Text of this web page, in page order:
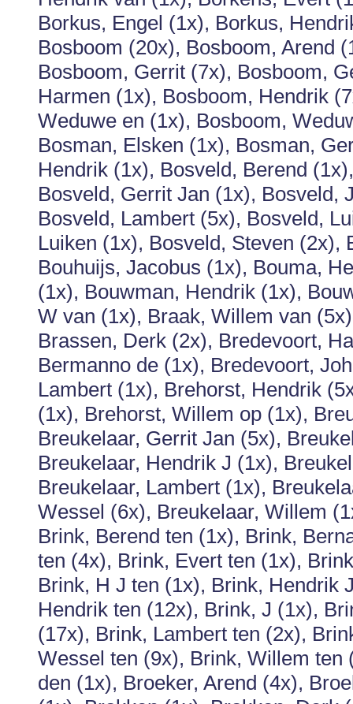
Borkus, Engel (1x), Borkus,
Bosboom (20x), Bosboom, Arend
Bosboom, Gerrit (7x), Bosboom,
Harmen (1x), Bosboom, Hendrik
Weduwe en (1x), Bosboom,
Bosman, Elsken (1x), Bosman,
Hendrik (1x), Bosveld, Berend
Bosveld, Gerrit Jan (1x), Bosveld,
Bosveld, Lambert (5x), Bosveld,
Luiken (1x), Bosveld, Steven
Bouhuijs, Jacobus (1x), Bouma,
(1x), Bouwman, Hendrik (1x),
W van (1x), Braak, Willem van
Brassen, Derk (2x), Bredevoort,
Bermanno de (1x), Bredevoort,
Lambert (1x), Brehorst, Hendrik
(1x), Brehorst, Willem op (1x),
Breukelaar, Gerrit Jan (5x),
Breukelaar, Hendrik J (1x),
Breukelaar, Lambert (1x),
Wessel (6x), Breukelaar, Willem
Brink, Berend ten (1x), Brink,
ten (4x), Brink, Evert ten (1x),
Brink, H J ten (1x), Brink, Hendrik
Hendrik ten (12x), Brink, J (1x),
(17x), Brink, Lambert ten (2x),
Wessel ten (9x), Brink, Willem
den (1x), Broeker, Arend (4x),